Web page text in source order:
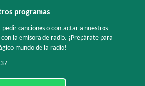
programas
pedir canciones o contactar a nuestros
la emisora de radio. ¡Prepárate para
mundo de la radio!